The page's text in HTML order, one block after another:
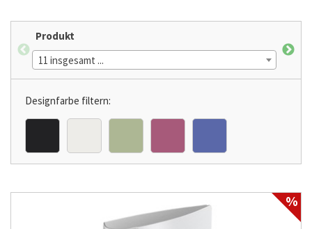
Produkt
11 insgesamt ...
Designfarbe filtern:
%